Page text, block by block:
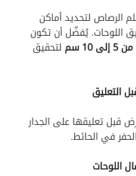
الرصاص لتحديد أماكن
اللوحات. يُفضّل أن تكون
من 5 إلى 10 سم
لتحقيق
قبل تعليقها على الجدار
في الحائط.